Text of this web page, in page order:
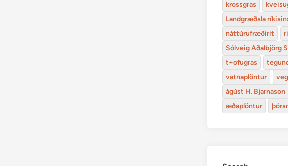
krossgras
Landgræðsla
náttúrufræðirit
Sólveig Aðalbjörg
t+ofugras
vatnaplöntur
ágúst H. Bjarnason
æðaplöntur